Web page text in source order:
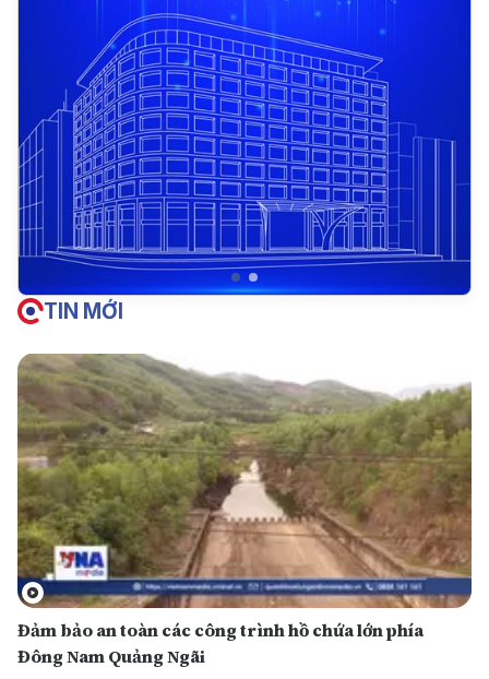
TIN MỚI
Đảm bảo an toàn các công trình hồ chứa lớn phía
Đông Nam Quảng Ngãi